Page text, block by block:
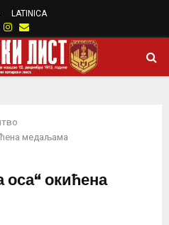
LATINICA
Instagram
Email
медаљама
окићена